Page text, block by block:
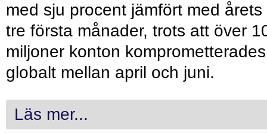
med sju procent jämfört med årets
tre första månader, trots att över
miljoner konton komprometterades
globalt mellan april och juni.
Läs mer...